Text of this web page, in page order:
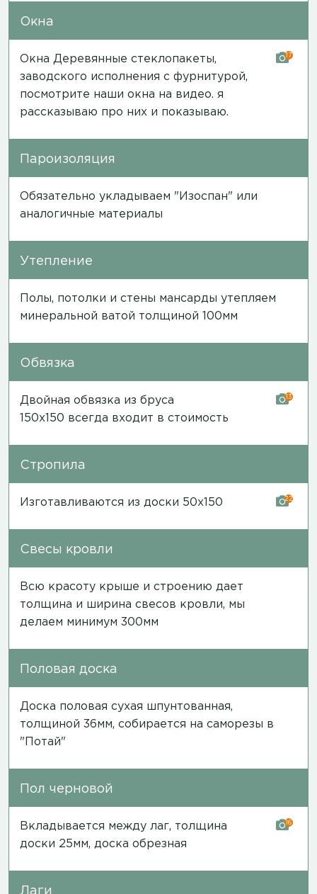
Окна
Окна Деревянные стеклопакеты,
заводского исполнения с фурнитурой,
посмотрите наши окна на видео. я
рассказываю про них и показываю.
17
Пароизоляция
Обязательно укладываем "Изоспан" или
аналогичные материалы
Утепление
Полы, потолки и стены мансарды утепляем
минеральной ватой толщиной 100мм
Обвязка
Двойная обвязка из бруса
150х150 всегда входит в стоимость
13
Стропила
Изготавливаются из доски 50х150 22
Свесы кровли
Всю красоту крыше и строению дает
толщина и ширина свесов кровли, мы
делаем минимум 300мм
Половая доска
Доска половая сухая шпунтованная,
толщиной 36мм, собирается на саморезы в
"Потай"
Пол черновой
Вкладывается между лаг, толщина
доски 25мм, доска обрезная
16
Лаги